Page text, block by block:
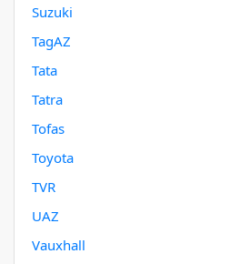
Suzuki
TagAZ
Tata
Tatra
Tofas
Toyota
TVR
UAZ
Vauxhall